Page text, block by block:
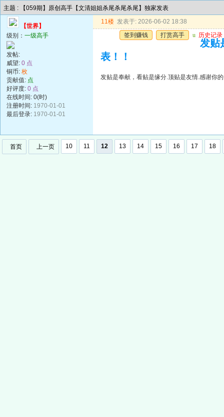
主题 : 【059期】原创高手【文清姐姐杀尾杀尾杀尾】独家发表
【世界】
级别： 一级高手
发帖:
威望: 0 点
铜币: 枚
贡献值: 点
好评度: 0 点
在线时间: 0(时)
注册时间: 1970-01-01
最后登录: 1970-01-01
11楼 发表于: 2026-06-02 18:38
签到赚钱
打赏高手 u 历史记录
发贴
表！！
发贴是奉献，看贴是缘分.顶贴是友情.感谢你
首页 上一页 10 11 12 13 14 15 16 17 18